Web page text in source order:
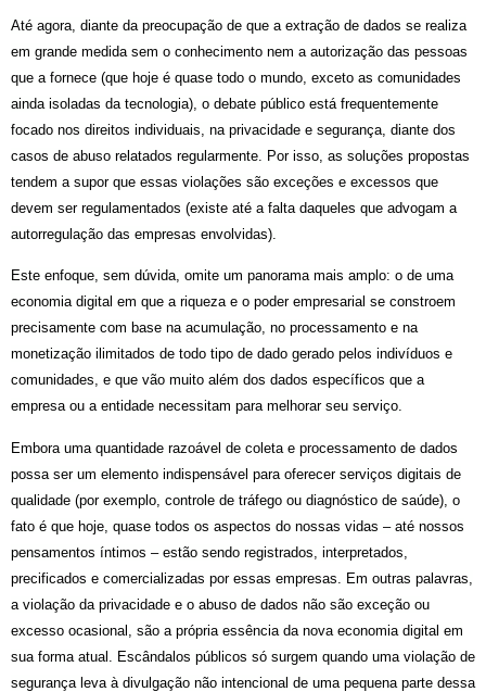
Até agora, diante da preocupação de que a extração de dados se realiza
em grande medida sem o conhecimento nem a autorização das pessoas
que a fornece (que hoje é quase todo o mundo, exceto as comunidades
ainda isoladas da tecnologia), o debate público está frequentemente
focado nos direitos individuais, na privacidade e segurança, diante dos
casos de abuso relatados regularmente. Por isso , as soluções propostas
tendem a supor que essas violações são exceções e excessos que
devem ser regulamentados (existe até a falta daqueles que advogam a
autorregulação das empresas envolvidas).
Este enfoque, sem dúvida, omite um panorama mais amplo: o de uma
economia digital em que a riqueza e o poder empresarial se constroem
precisamente com base na acumulação, no processamento e na
monetização ilimitados de todo tipo de dado gerado pelos indivíduos e
comunidades, e que vão muito além dos dados específicos que a
empresa ou a entidade necessitam para melhorar seu serviço.
Embora uma quantidade razoável de coleta e processamento de dados
possa ser um elemento indispensável para oferecer serviços digitais de
qualidade (por exemplo, controle de tráfego ou diagnóstico de saúde), o
fato é que hoje, quase todos os aspectos do nossas vidas – até nossos
pensamentos íntimos – estão sendo registrados, interpretados,
precificados e comercializadas por essas empresas. Em outras palavras,
a violação da privacidade e o abuso de dados não são exceção ou
excesso ocasional, são a própria essência da nova economia digital em
sua forma atual. Escândalos públicos só surgem quando uma violação de
segurança leva à divulgação não intencional de uma pequena parte dessa